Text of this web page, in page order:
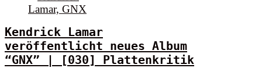
Kendrick Lamar
veröffentlicht neues Album
“GNX” | [030] Plattenkritik